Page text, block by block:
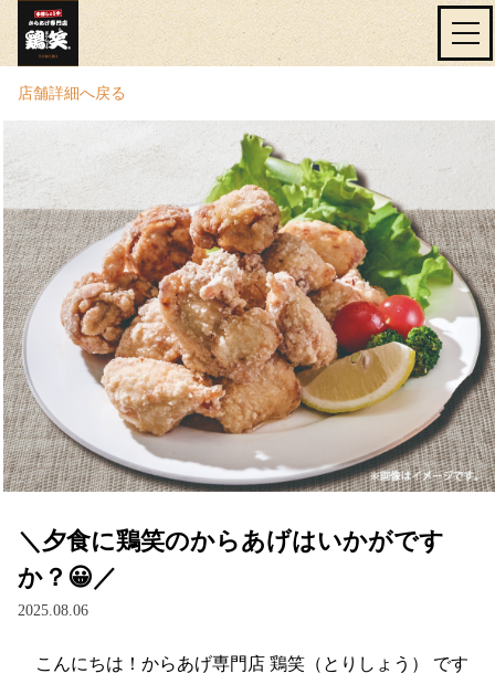
店舗詳細へ戻る
＼夕食に鶏笑のからあげはいかがです
か？😀／
2025.08.06
こんにちは！からあげ専門店 鶏笑（とりしょう） です